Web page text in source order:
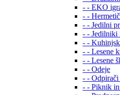
- - EKO
- -
- - Jedilni
- - Jedilniki
- -
- - Lesene
- - Lesene
- - Odeje
- - Odpirači
- - Piknik